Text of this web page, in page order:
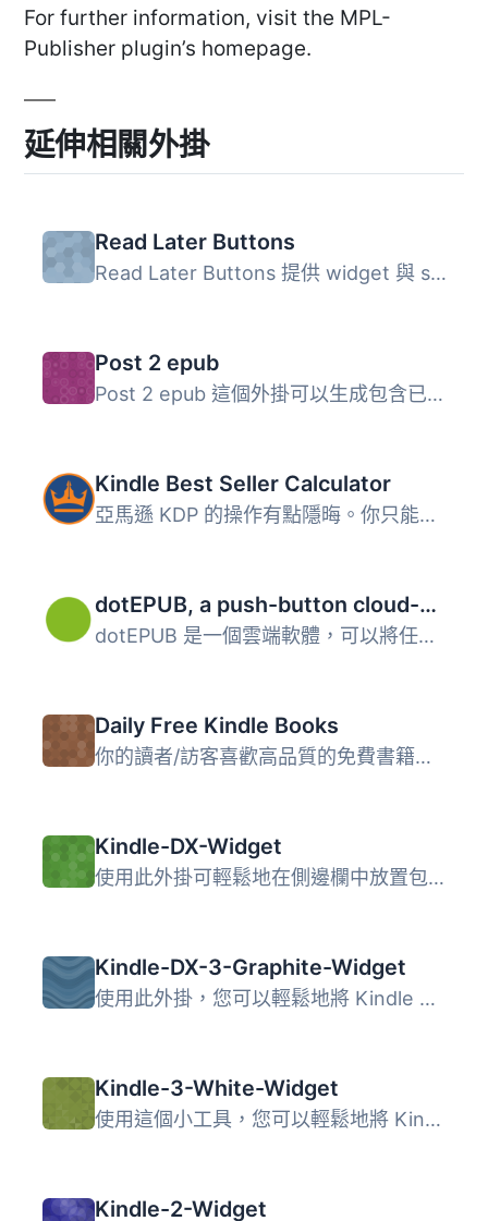
For further information, visit the MPL-
Publisher plugin’s homepage.
延伸相關外掛
Read Later Buttons
Read Later Buttons 提供 widget 與 shortcode，用於顯示 Ins...
Post 2 epub
Post 2 epub 這個外掛可以生成包含已發佈文章內容的 epub 格...
Kindle Best Seller Calculator
亞馬遜 KDP 的操作有點隱晦。你只能從電子書最暢銷排名中得知...
dotEPUB, a push-button cloud-based e-book maker
dotEPUB 是一個雲端軟體，可以將任何網頁轉換成電子書。dotEP...
Daily Free Kindle Books
你的讀者/訪客喜歡高品質的免費書籍，但是每天搜尋在亞馬遜上...
Kindle-DX-Widget
使用此外掛可輕鬆地在側邊欄中放置包含閱讀中書籍封面的 Kind...
Kindle-DX-3-Graphite-Widget
使用此外掛，您可以輕鬆地將 Kindle DX 3 Graphite 含有您正...
Kindle-3-White-Widget
使用這個小工具，您可以輕鬆地將 Kindle 3 White 包含正在閱...
Kindle-2-Widget